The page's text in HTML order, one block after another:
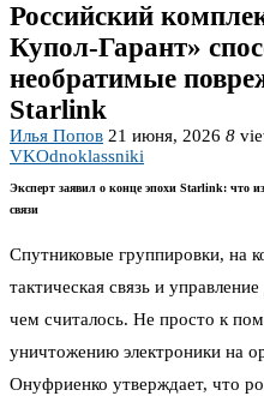
Российский
Купол-Гарант»
необратимые
Starlink
Илья Попов 21 июня, 2026 8
VKOdnoklassniki
Эксперт заявил о конце эпохи Starlink: что
связи
Спутниковые группировки, на
тактическая связь и
чем считалось. Не просто к
уничтожению электроники на
Онуфриенко утверждает, что